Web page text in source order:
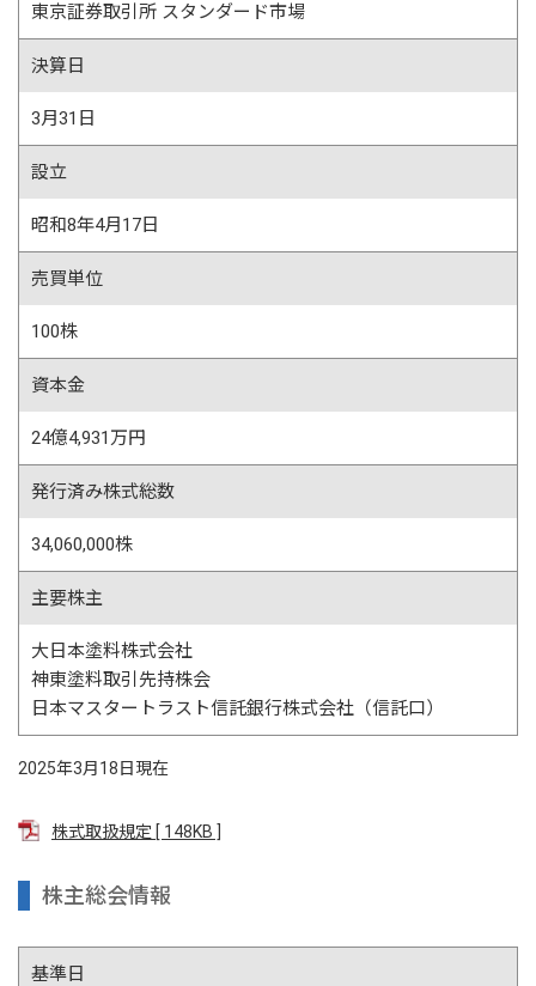
東京証券取引所 スタンダード市場
決算日
3月31日
設立
昭和8年4月17日
売買単位
100株
資本金
24億4,931万円
発行済み株式総数
34,060,000株
主要株主
大日本塗料株式会社
神東塗料取引先持株会
日本マスタートラスト信託銀行株式会社（信託口）
2025年3月18日現在
株式取扱規定 [ 148KB ]
株主総会情報
基準日